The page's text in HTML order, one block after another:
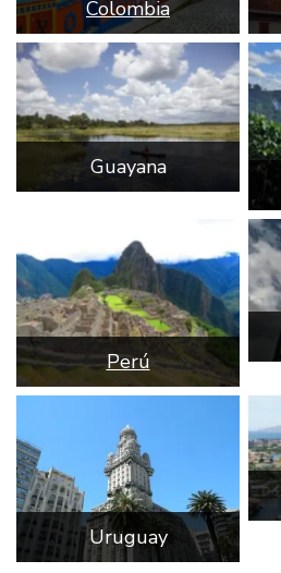
Colombia
Guayana
Perú
Uruguay